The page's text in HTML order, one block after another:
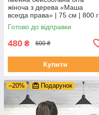
жіноча з дерева «Маша
всегда права» | 75 см | 800 г
Готово до відправки
480 ₴ 600 ₴
Купити
–20% Подарунок